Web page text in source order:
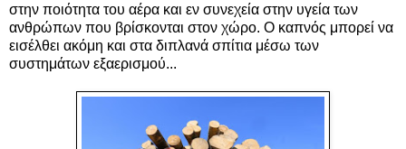
στην ποιότητα του αέρα και εν συνεχεία στην υγεία των
ανθρώπων που βρίσκονται στον χώρο. Ο καπνός μπορεί να
εισέλθει ακόμη και στα διπλανά σπίτια μέσω των
συστημάτων εξαερισμού...